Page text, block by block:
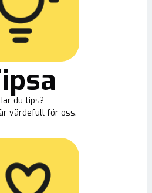
du tips?
värdefull för oss.